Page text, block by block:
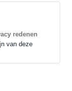
redenen
van deze